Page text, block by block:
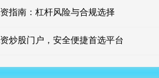
指南：杠杆风险与合规选择
炒股门户，安全便捷首选平台